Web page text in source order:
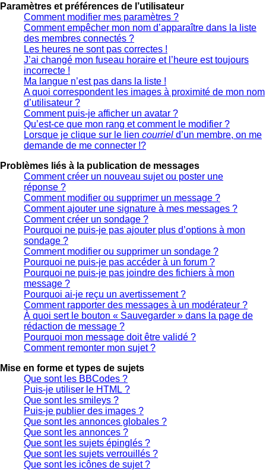
Paramètres et préférences de l’utilisateur
Comment modifier mes paramètres ?
Comment empêcher mon nom d’apparaître dans la liste
des membres connectés ?
Les heures ne sont pas correctes !
J’ai changé mon fuseau horaire et l’heure est toujours
incorrecte !
Ma langue n’est pas dans la liste !
A quoi correspondent les images à proximité de mon nom
d’utilisateur ?
Comment puis-je afficher un avatar ?
Qu’est-ce que mon rang et comment le modifier ?
Lorsque je clique sur le lien courriel d’un membre, on me
demande de me connecter !?
Problèmes liés à la publication de messages
Comment créer un nouveau sujet ou poster une
réponse ?
Comment modifier ou supprimer un message ?
Comment ajouter une signature à mes messages ?
Comment créer un sondage ?
Pourquoi ne puis-je pas ajouter plus d’options à mon
sondage ?
Comment modifier ou supprimer un sondage ?
Pourquoi ne puis-je pas accéder à un forum ?
Pourquoi ne puis-je pas joindre des fichiers à mon
message ?
Pourquoi ai-je reçu un avertissement ?
Comment rapporter des messages à un modérateur ?
À quoi sert le bouton « Sauvegarder » dans la page de
rédaction de message ?
Pourquoi mon message doit être validé ?
Comment remonter mon sujet ?
Mise en forme et types de sujets
Que sont les BBCodes ?
Puis-je utiliser le HTML ?
Que sont les smileys ?
Puis-je publier des images ?
Que sont les annonces globales ?
Que sont les annonces ?
Que sont les sujets épinglés ?
Que sont les sujets verrouillés ?
Que sont les icônes de sujet ?